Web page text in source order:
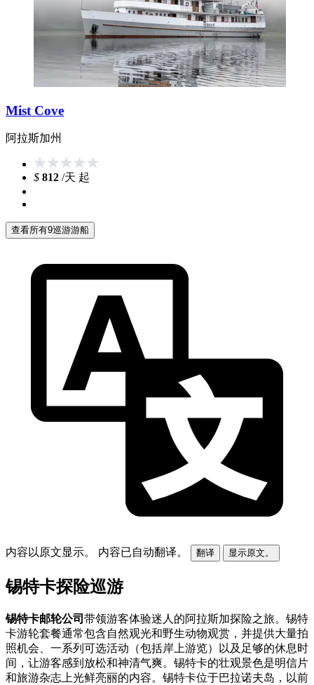
Mist Cove
阿拉斯加州
$ 812 /天 起
查看所有9巡游游船
内容以原文显示。 内容已自动翻译。 翻译 显示原文。
锡特卡探险巡游
锡特卡邮轮公司 带领游客体验迷人的阿拉斯加探险之旅。锡特
卡游轮套餐通常包含自然观光和野生动物观赏，并提供大量拍
照机会、一系列可选活动（包括岸上游览）以及足够的休息时
间，让游客感到放松和神清气爽。锡特卡的壮观景色是明信片
和旅游杂志上光鲜亮丽的内容。锡特卡位于巴拉诺夫岛，以前